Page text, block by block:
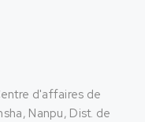
d'affaires de
Nanpu, Dist. de